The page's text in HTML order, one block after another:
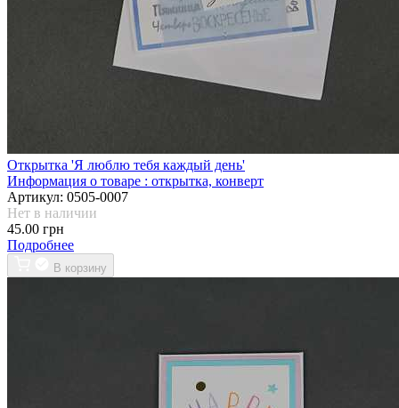
Открытка 'Я люблю тебя каждый день'
Информация о товаре : открытка, конверт
Артикул: 0505-0007
Нет в наличии
45.00 грн
Подробнее
В корзину